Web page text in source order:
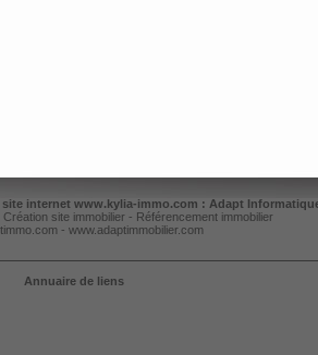
internet www.kylia-immo.com : Adapt
Création site immobilier - Référencement immobilier
- www.adaptimmobilier.com
Annuaire de liens